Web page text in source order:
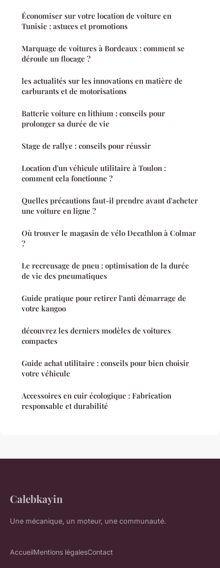
Économiser sur votre location de voiture en
Tunisie : astuces et promotions
Marquage de voitures à Bordeaux : comment se
déroule un flocage ?
les actualités sur les innovations en matière de
carburants et de motorisations
Batterie voiture en lithium : conseils pour
prolonger sa durée de vie
Stage de rallye : conseils pour réussir
Location d'un véhicule utilitaire à Toulon :
comment cela fonctionne ?
Quelles précautions faut-il prendre avant d'acheter
une voiture en ligne ?
Où trouver le magasin de vélo Decathlon à Colmar
?
Le recreusage de pneu : optimisation de la durée
de vie des pneumatiques
Guide pratique pour retirer l'anti démarrage de
votre kangoo
découvrez les derniers modèles de voitures
compactes
Guide achat utilitaire : conseils pour bien choisir
votre véhicule
Accessoires en cuir écologique : Fabrication
responsable et durabilité
Calebkayin
Une mécanique, un moteur, une communauté.
AccueilMentions légalesContact